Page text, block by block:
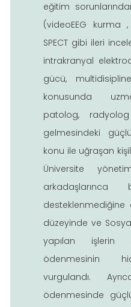
eğitim
(videoEEG kurma ,
SPECT gibi ileri
intrakranyal
gücü,
konusunda
patolog,
gelmesindeki
konu ile uğraşan
Üniversite
arkadaşlarınca
desteklenmediğine
düzeyinde ve
yapılan işlerin
ödenmesinin
vurgulandı.
ödenmesinde